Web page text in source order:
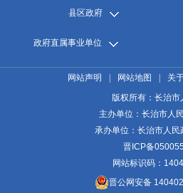
2021年第1期
2020年第5期
2020年第3期
县区政府
政府直属事业单位
网站声明 网站地图 关
版权所有：长治市
主办单位：长治市人
承办单位：长治市人民
晋ICP备
网站标识码：
晋公网安备